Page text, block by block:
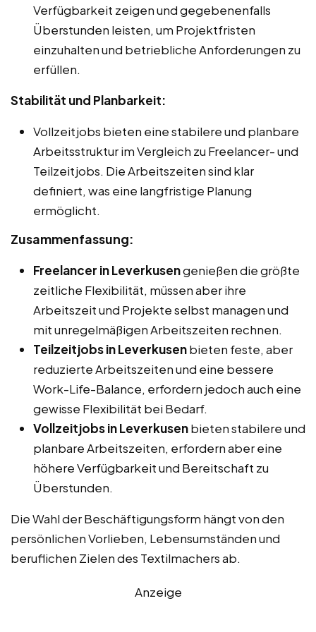
Verfügbarkeit zeigen und gegebenenfalls
Überstunden leisten, um Projektfristen
einzuhalten und betriebliche Anforderungen zu
erfüllen.
Stabilität und Planbarkeit:
Vollzeitjobs bieten eine stabilere und planbare
Arbeitsstruktur im Vergleich zu Freelancer- und
Teilzeitjobs. Die Arbeitszeiten sind klar
definiert, was eine langfristige Planung
ermöglicht.
Zusammenfassung:
Freelancer in Leverkusengenießen die größte
zeitliche Flexibilität, müssen aber ihre
Arbeitszeit und Projekte selbst managen und
mit unregelmäßigen Arbeitszeiten rechnen.
Teilzeitjobs in Leverkusenbieten feste, aber
reduzierte Arbeitszeiten und eine bessere
Work-Life-Balance, erfordern jedoch auch eine
gewisse Flexibilität bei Bedarf.
Vollzeitjobs in Leverkusenbieten stabilere und
planbare Arbeitszeiten, erfordern aber eine
höhere Verfügbarkeit und Bereitschaft zu
Überstunden.
Die Wahl der Beschäftigungsform hängt von den
persönlichen Vorlieben, Lebensumständen und
beruflichen Zielen des Textilmachers ab.
Anzeige